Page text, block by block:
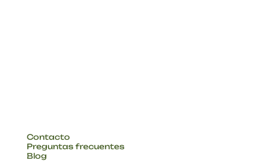
Contacto
Preguntas frecuentes
Blog